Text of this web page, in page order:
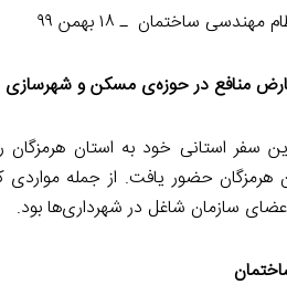
ساختمان ـ ۱۸ بهمن ۹۹
منافع در حوزه‌ی مسکن و شهرسازی
سفر استانی خود به استان هرمزگان
حضور یافت. از جمله مواردی
سازمان شاغل در شهرداری‌ها بود.